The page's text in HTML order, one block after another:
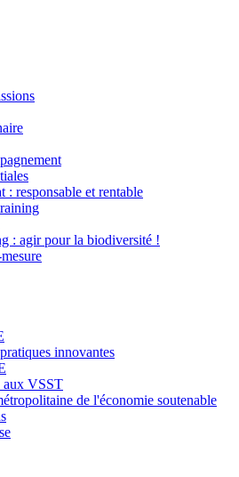
: responsable et rentable
: agir pour la biodiversité !
innovantes
aux VSST
de l'économie soutenable